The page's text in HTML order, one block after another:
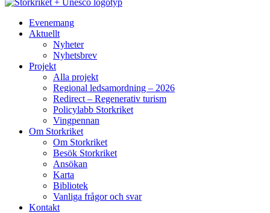
Evenemang
Aktuellt
Nyheter
Nyhetsbrev
Projekt
Alla projekt
Regional ledsamordning – 2026
Redirect – Regenerativ turism
Policylabb Storkriket
Vingpennan
Om Storkriket
Om Storkriket
Besök Storkriket
Ansökan
Karta
Bibliotek
Vanliga frågor och svar
Kontakt